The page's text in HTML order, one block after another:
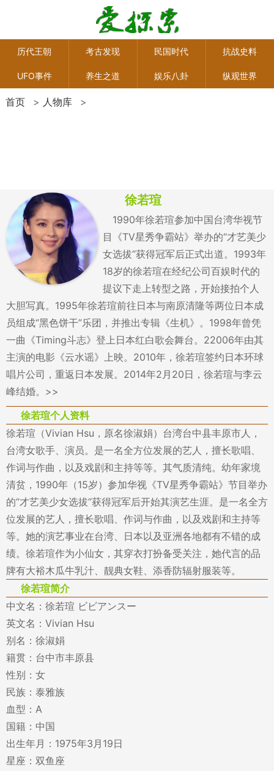
历代王朝 考古发现 民国时代 抗战史料
UFO事件 养生之道 娱乐八卦 纵观世界
首页 > 人物库 >
徐若瑄
1990年徐若瑄参加中国台湾华视节
目《TV星秀争霸站》举办的“才艺美少
女选拔”获得冠军后正式出道。1993年
18岁的徐若瑄在经纪公司百娱时代的
提议下走上转型之路，开始接拍个人
大胆写真。1995年徐若瑄前往日本与南原清隆等两位日本成
员组成“黑色饼干”乐团，并推出专辑《生机》。1998年曾凭
一曲《Timing斗志》登上日本红白歌会舞台。22006年由其
主演的电影《云水谣》上映。2010年，徐若瑄签约日本环球
唱片公司，重返日本发展。2014年2月20日，徐若瑄与李云
峰结婚。>>
徐若瑄个人资料
徐若瑄（Vivian Hsu，原名徐淑娟）台湾台中县丰原市人，
台湾女歌手、演员。是一名全方位发展的艺人，擅长歌唱、
作词与作曲，以及戏剧和主持等等。其气质清纯。幼年家境
清贫，1990年（15岁）参加华视《TV星秀争霸站》节目举办
的“才艺美少女选拔”获得冠军后开始其演艺生涯。是一名全方
位发展的艺人，擅长歌唱、作词与作曲，以及戏剧和主持等
等。她的演艺事业在台湾、日本以及亚洲各地都有不错的成
绩。徐若瑄作为小仙女，其穿衣打扮备受关注，她代言的品
牌有大裕木瓜牛乳汁、靓典女鞋、添香防辐射服装等。
徐若瑄简介
中文名：徐若瑄 ビビアンスー
英文名：Vivian Hsu
别名：徐淑娟
籍贯：台中市丰原县
性别：女
民族：泰雅族
血型：A
国籍：中国
出生年月：1975年3月19日
星座：双鱼座